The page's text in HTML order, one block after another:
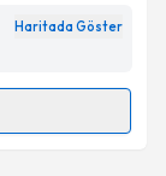
belirtilen
Haritada Göster